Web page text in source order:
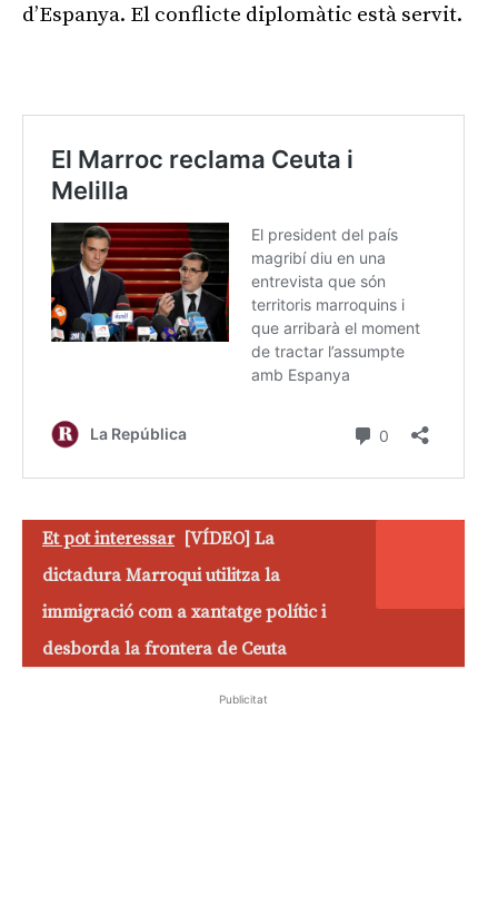
d’Espanya. El conflicte diplomàtic està servit.
Et pot interessar [VÍDEO] La
dictadura Marroqui utilitza la
immigració com a xantatge polític i
desborda la frontera de Ceuta
Publicitat